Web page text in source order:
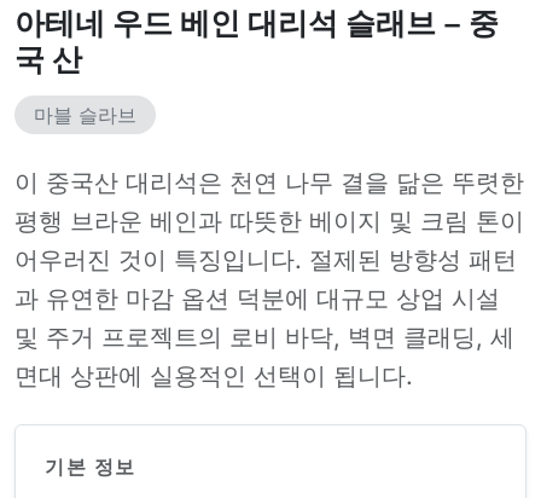
아테네 우드 베인 대리석 슬래브 – 중
국 산
마블 슬라브
이 중국산 대리석은 천연 나무 결을 닮은 뚜렷한
평행 브라운 베인과 따뜻한 베이지 및 크림 톤이
어우러진 것이 특징입니다. 절제된 방향성 패턴
과 유연한 마감 옵션 덕분에 대규모 상업 시설
및 주거 프로젝트의 로비 바닥, 벽면 클래딩, 세
면대 상판에 실용적인 선택이 됩니다.
기본 정보